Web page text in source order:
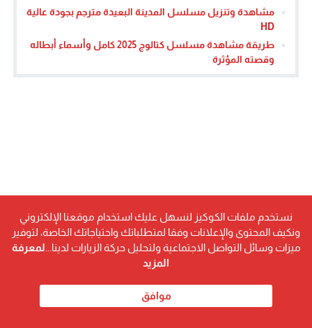
مشاهدة وتنزيل مسلسل المدينة البعيدة مترجم بجودة عالية
HD
طريقة مشاهدة مسلسل كتالوج 2025 كامل وأسماء أبطاله
وقصته المؤثرة
نستخدم ملفات الكوكيز لنسهل عليك استخدام موقعنا الإلكتروني
ونكيف المحتوى والإعلانات وفقا لمتطلباتك واحتياجاتك الخاصة، لتوفير
ميزات وسائل التواصل الاجتماعية ولتحليل حركة الزيارات لدينا... لمعرفة
المزيد
موافق